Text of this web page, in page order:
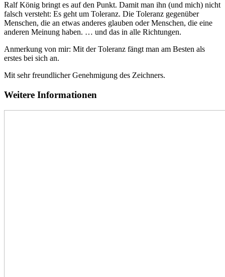
Ralf König bringt es auf den Punkt. Damit man ihn (und mich) nicht
falsch versteht: Es geht um Toleranz. Die Toleranz gegenüber
Menschen, die an etwas anderes glauben oder Menschen, die eine
anderen Meinung haben. … und das in alle Richtungen.
Anmerkung von mir: Mit der Toleranz fängt man am Besten als
erstes bei sich an.
Mit sehr freundlicher Genehmigung des Zeichners.
Weitere Informationen